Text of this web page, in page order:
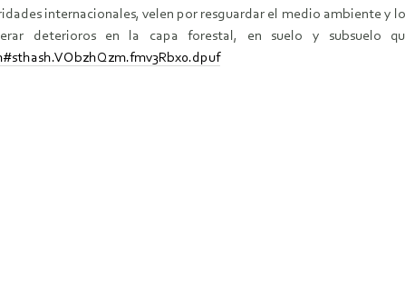
internacionales, velen por resguardar el medio ambiente y
deterioros en la capa forestal, en suelo y subsuelo